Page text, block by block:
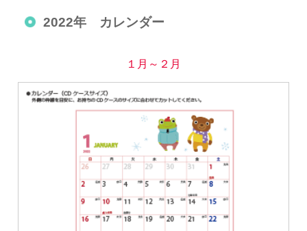
2022年 カレンダー
１月～２月